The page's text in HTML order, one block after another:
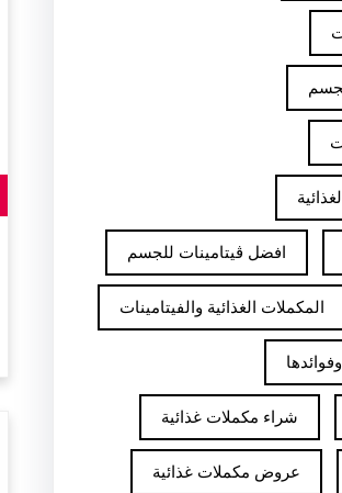
افضل ڤيتامينات للجسم
المكملات الغذائية والفيتامينات
شراء مكملات غذائية
عروض مكملات غذائية